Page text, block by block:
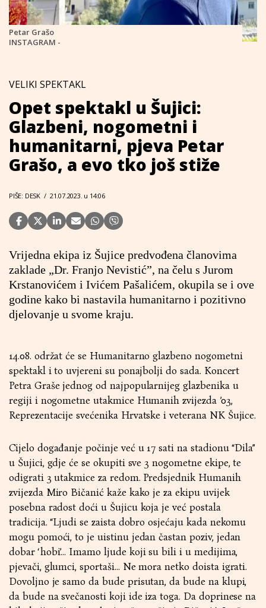
Petar Grašo
INSTAGRAM -
VELIKI SPEKTAKL
Opet spektakl u Šujici:
Glazbeni, nogometni i
humanitarni, pjeva Petar
Grašo, a evo tko još stiže
PIŠE: DESK / 21.07.2023. u 14:06
Vrijedna ekipa iz Šujice predvođena članovima
zaklade „Dr. Franjo Nevistić”, na čelu s Jurom
Krstanovićem i Ivićem Pašalićem, okupila se i ove
godine kako bi nastavila humanitarno i pozitivno
djelovanje u svome kraju.
14.08. održat će se Humanitarno glazbeno nogometni
spektakl i to uvjereni su ponajbolji do sada. Koncert
Petra Graše jednog od najpopularnijeg glazbenika u
regiji i nogometne utakmice Humanih zvijezda ’03,
Reprezentacije svećenika Hrvatske i veterana NK Šujice.
Cijelo događanje počinje već u 17 sati na stadionu “Dila”
u Šujici, gdje će se okupiti sve 3 nogometne ekipe, te
odigrati 3 utakmice za redom. Predsjednik Humanih
zvijezda Miro Bičanić kaže kako je za ekipu uvijek
posebna radost doći u Šujicu koja je već postala
tradicija. “Ljudi se zaista dobro osjećaju kada nekomu
mogu pomoći, to je uistinu jedan častan poziv, jedan
dobar ‘hobi’… Imamo ljude koji su bili i u medijima,
pjevači, glumci, sportaši… Ne mora netko doista igrati.
Dovoljno je samo da bude prisutan, da bude na klupi,
da bude na svečanosti koji ide iza toga. Da doprinese na